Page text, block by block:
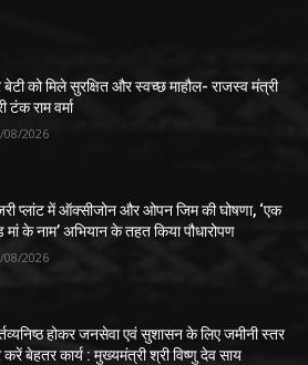
बेटी को मिले सुरक्षित और स्वच्छ माहौल- राजस्व मंत्री
टंक राम वर्मा
08/2026
प्लांट में ऑक्सीजोन और ओपन जिम की घोषणा, ‘एक
मां के नाम’ अभियान के तहत किया पौधारोपण
08/2026
होकर जनसेवा एवं सुशासन के लिए जमीनी स्तर
करें बेहतर कार्य : मुख्यमंत्री श्री विष्णु देव साय